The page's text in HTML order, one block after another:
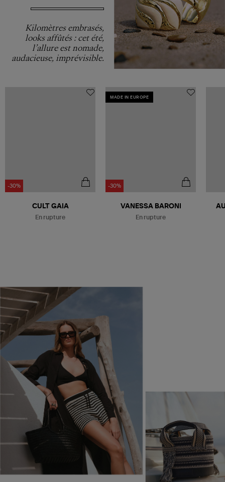
Kilomètres embrasés,
looks affûtés : cet été,
l’allure est nomade,
audacieuse, imprévisible.
-30%
En rupture
CULT GAIA
MADE IN EUROPE
-30%
En rupture
VANESSA BARONI